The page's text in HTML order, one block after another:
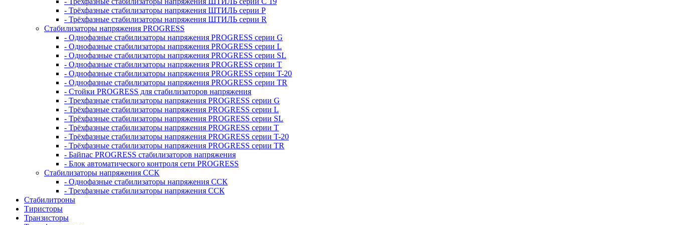
- Трёхфазные стабилизаторы напряжения ШТИЛЬ серии P
- Трёхфазные стабилизаторы напряжения ШТИЛЬ серии R
Стабилизаторы напряжения PROGRESS
- Однофазные стабилизаторы напряжения PROGRESS серии G
- Однофазные стабилизаторы напряжения PROGRESS серии L
- Однофазные стабилизаторы напряжения PROGRESS серии SL
- Однофазные стабилизаторы напряжения PROGRESS серии T
- Однофазные стабилизаторы напряжения PROGRESS серии T-20
- Однофазные стабилизаторы напряжения PROGRESS серии TR
- Стойки PROGRESS для стабилизаторов напряжения
- Трехфазные стабилизаторы напряжения PROGRESS серии G
- Трёхфазные стабилизаторы напряжения PROGRESS серии L
- Трёхфазные стабилизаторы напряжения PROGRESS серии SL
- Трёхфазные стабилизаторы напряжения PROGRESS серии T
- Трёхфазные стабилизаторы напряжения PROGRESS серии T-20
- Трёхфазные стабилизаторы напряжения PROGRESS серии TR
- Байпас PROGRESS стабилизаторов напряжения
- Блок автоматического контроля сети PROGRESS
Стабилизаторы напряжения ССК
- Однофазные стабилизаторы напряжения ССК
- Трехфазные стабилизаторы напряжения ССК
Стабилитроны
Тиристоры
Транзисторы